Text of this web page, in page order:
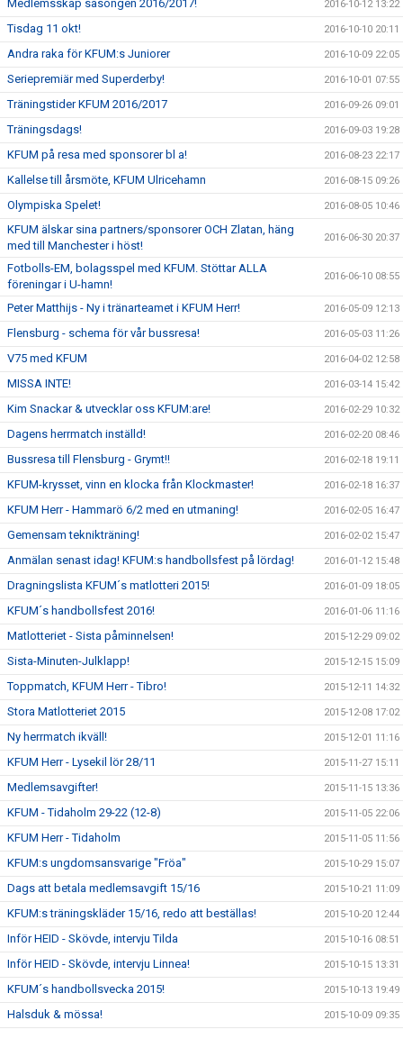
Medlemsskap säsongen 2016/2017! 2016-10-12 13:22
Tisdag 11 okt! 2016-10-10 20:11
Andra raka för KFUM:s Juniorer 2016-10-09 22:05
Seriepremiär med Superderby! 2016-10-01 07:55
Träningstider KFUM 2016/2017 2016-09-26 09:01
Träningsdags! 2016-09-03 19:28
KFUM på resa med sponsorer bl a! 2016-08-23 22:17
Kallelse till årsmöte, KFUM Ulricehamn 2016-08-15 09:26
Olympiska Spelet! 2016-08-05 10:46
KFUM älskar sina partners/sponsorer OCH Zlatan, häng
med till Manchester i höst!
2016-06-30 20:37
Fotbolls-EM, bolagsspel med KFUM. Stöttar ALLA
föreningar i U-hamn!
2016-06-10 08:55
Peter Matthijs - Ny i tränarteamet i KFUM Herr! 2016-05-09 12:13
Flensburg - schema för vår bussresa! 2016-05-03 11:26
V75 med KFUM 2016-04-02 12:58
MISSA INTE! 2016-03-14 15:42
Kim Snackar & utvecklar oss KFUM:are! 2016-02-29 10:32
Dagens herrmatch inställd! 2016-02-20 08:46
Bussresa till Flensburg - Grymt!! 2016-02-18 19:11
KFUM-krysset, vinn en klocka från Klockmaster! 2016-02-18 16:37
KFUM Herr - Hammarö 6/2 med en utmaning! 2016-02-05 16:47
Gemensam teknikträning! 2016-02-02 15:47
Anmälan senast idag! KFUM:s handbollsfest på lördag! 2016-01-12 15:48
Dragningslista KFUM´s matlotteri 2015! 2016-01-09 18:05
KFUM´s handbollsfest 2016! 2016-01-06 11:16
Matlotteriet - Sista påminnelsen! 2015-12-29 09:02
Sista-Minuten-Julklapp! 2015-12-15 15:09
Toppmatch, KFUM Herr - Tibro! 2015-12-11 14:32
Stora Matlotteriet 2015 2015-12-08 17:02
Ny herrmatch ikväll! 2015-12-01 11:16
KFUM Herr - Lysekil lör 28/11 2015-11-27 15:11
Medlemsavgifter! 2015-11-15 13:36
KFUM - Tidaholm 29-22 (12-8) 2015-11-05 22:06
KFUM Herr - Tidaholm 2015-11-05 11:56
KFUM:s ungdomsansvarige "Fröa" 2015-10-29 15:07
Dags att betala medlemsavgift 15/16 2015-10-21 11:09
KFUM:s träningskläder 15/16, redo att beställas! 2015-10-20 12:44
Inför HEID - Skövde, intervju Tilda 2015-10-16 08:51
Inför HEID - Skövde, intervju Linnea! 2015-10-15 13:31
KFUM´s handbollsvecka 2015! 2015-10-13 19:49
Halsduk & mössa! 2015-10-09 09:35